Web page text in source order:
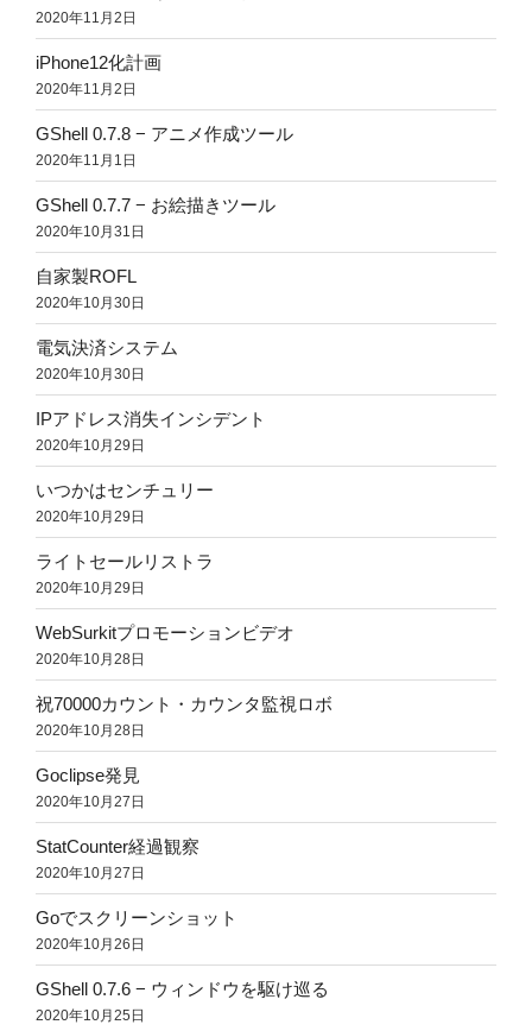
2020年11月2日
iPhone12化計画
2020年11月2日
GShell 0.7.8 − アニメ作成ツール
2020年11月1日
GShell 0.7.7 − お絵描きツール
2020年10月31日
自家製ROFL
2020年10月30日
電気決済システム
2020年10月30日
IPアドレス消失インシデント
2020年10月29日
いつかはセンチュリー
2020年10月29日
ライトセールリストラ
2020年10月29日
WebSurkitプロモーションビデオ
2020年10月28日
祝70000カウント・カウンタ監視ロボ
2020年10月28日
Goclipse発見
2020年10月27日
StatCounter経過観察
2020年10月27日
Goでスクリーンショット
2020年10月26日
GShell 0.7.6 − ウィンドウを駆け巡る
2020年10月25日